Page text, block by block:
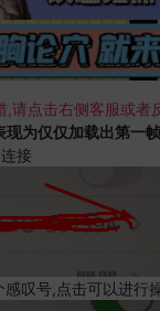
点击右侧客服或者
为仅仅加载出第一
接
叹号,点击可以进行